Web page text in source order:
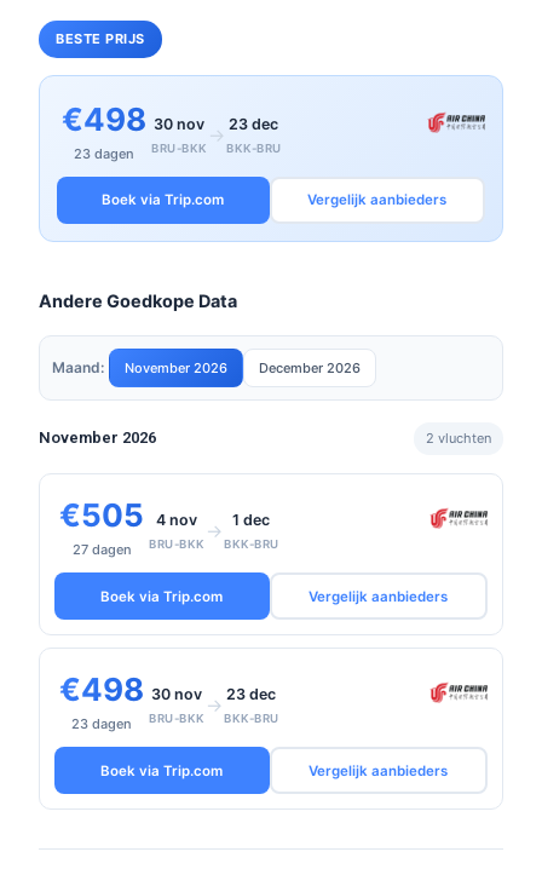
BESTE PRIJS
€498
23 dagen
30 nov
BRU-BKK
→ 23 dec
BKK-BRU
Boek via Trip.com Vergelijk aanbieders
Andere Goedkope Data
Maand: November 2026 December 2026
November 2026 2 vluchten
€505
27 dagen
4 nov
BRU-BKK
→ 1 dec
BKK-BRU
Boek via Trip.com Vergelijk aanbieders
€498
23 dagen
30 nov
BRU-BKK
→ 23 dec
BKK-BRU
Boek via Trip.com Vergelijk aanbieders